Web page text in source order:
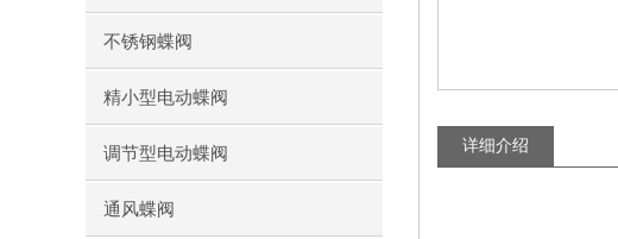
不锈钢蝶阀
精小型电动蝶阀
调节型电动蝶阀
通风蝶阀
详细介绍